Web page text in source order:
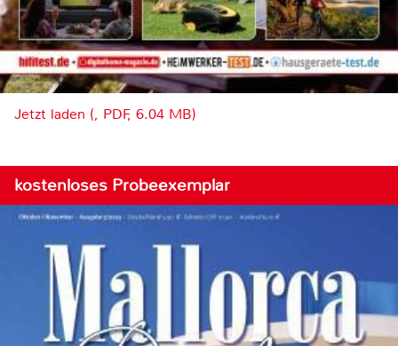
Jetzt laden (, PDF, 6.04 MB)
kostenloses Probeexemplar